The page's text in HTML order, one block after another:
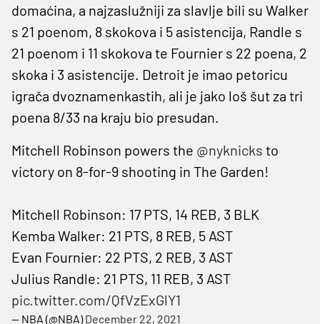
domaćina, a najzaslužniji za slavlje bili su Walker
s 21 poenom, 8 skokova i 5 asistencija, Randle s
21 poenom i 11 skokova te Fournier s 22 poena, 2
skoka i 3 asistencije. Detroit je imao petoricu
igrača dvoznamenkastih, ali je jako loš šut za tri
poena 8/33 na kraju bio presudan.
Mitchell Robinson powers the @nyknicks to
victory on 8-for-9 shooting in The Garden!
Mitchell Robinson: 17 PTS, 14 REB, 3 BLK
Kemba Walker: 21 PTS, 8 REB, 5 AST
Evan Fournier: 22 PTS, 2 REB, 3 AST
Julius Randle: 21 PTS, 11 REB, 3 AST
pic.twitter.com/QfVzExGlY1
— NBA (@NBA)December 22, 2021